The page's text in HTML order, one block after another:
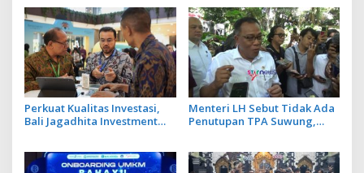
Perkuat Kualitas Investasi,
Bali Jagadhita Investment
Investor
Menteri LH Sebut Tidak Ada
Penutupan TPA Suwung,